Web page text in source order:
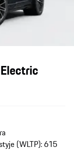
(WLTP): 615